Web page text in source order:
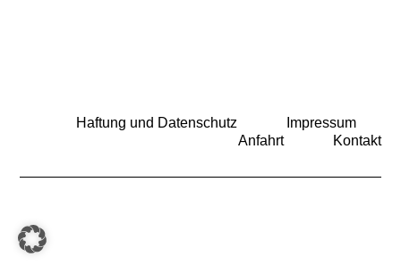
Haftung und Datenschutz
Impressum
Anfahrt
Kontakt